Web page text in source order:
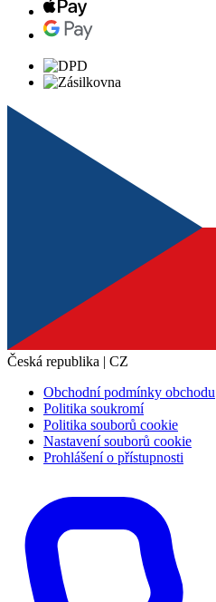
Česká republika | CZ
Obchodní podmínky obchodu
Politika soukromí
Politika souborů cookie
Nastavení souborů cookie
Prohlášení o přístupnosti